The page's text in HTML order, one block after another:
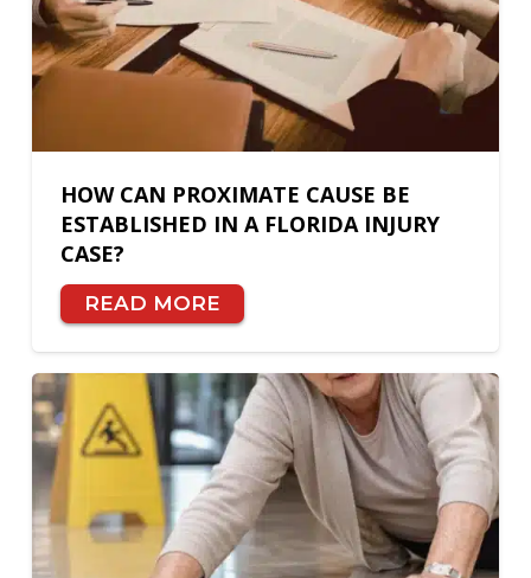
HOW CAN PROXIMATE CAUSE BE
ESTABLISHED IN A FLORIDA INJURY
CASE?
READ MORE